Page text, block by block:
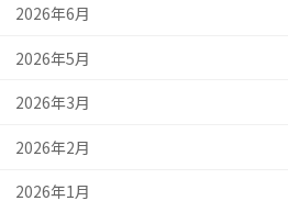
2026年6月
2026年5月
2026年3月
2026年2月
2026年1月